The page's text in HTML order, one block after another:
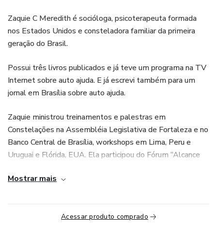
Zaquie C Meredith é socióloga, psicoterapeuta formada
nos Estados Unidos e consteladora familiar da primeira
geração do Brasil.
Possui três livros publicados e já teve um programa na TV
Internet sobre auto ajuda. E já escrevi também para um
jornal em Brasília sobre auto ajuda.
Zaquie ministrou treinamentos e palestras em
Constelações na Assembléia Legislativa de Fortaleza e no
Banco Central de Brasília, workshops em Lima, Peru e
Uruguai e Flórida, EUA. Ela participou do Fórum “Alcance
foi convidada a falar.
Realizou palestras desde 2001 sobre diversos temas, tais
como: Campo de Energia Humana, Lei da Atração, Lei da
Mostrar mais
Acessar produto comprado